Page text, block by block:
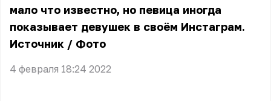
мало что известно, но певица иногда
показывает девушек в своём Инстаграм.
Источник / Фото
4 февраля 18:24 2022